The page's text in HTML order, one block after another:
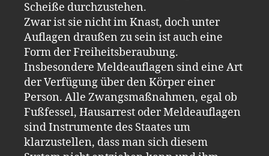
Scheiße durchzustehen.
Zwar ist sie nicht im Knast, doch unter
Auflagen draußen zu sein ist auch eine
Form der Freiheitsberaubung.
Insbesondere Meldeauflagen sind eine Art
der Verfügung über den Körper einer
Person. Alle Zwangsmaßnahmen, egal ob
Fußfessel, Hausarrest oder Meldeauflagen
sind Instrumente des Staates um
klarzustellen, dass man sich diesem